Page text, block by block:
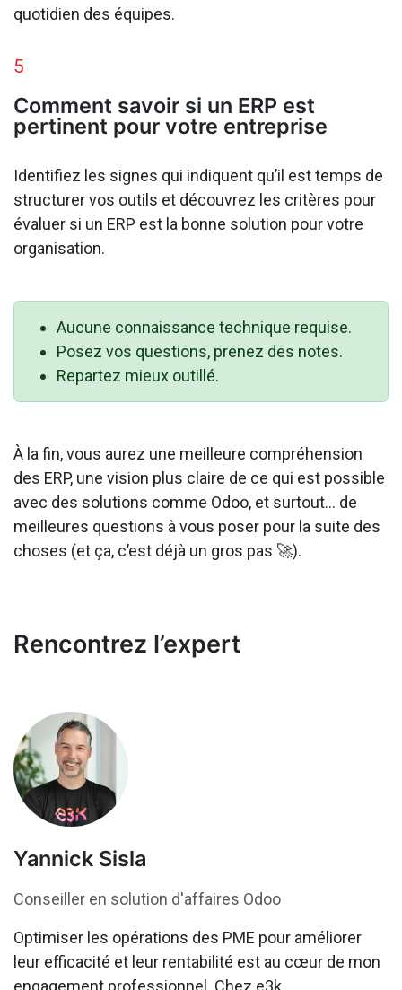
quotidien des équipes.
5
Comment savoir si un ERP est
pertinent pour votre entreprise
Identifiez les signes qui indiquent qu’il est temps de
structurer vos outils et découvrez les critères pour
évaluer si un ERP est la bonne solution pour votre
organisation.
Aucune connaissance technique requise.
Posez vos questions, prenez des notes.
Repartez mieux outillé.
À la fin, vous aurez une meilleure compréhension
des ERP, une vision plus claire de ce qui est possible
avec des solutions comme Odoo, et surtout… de
meilleures questions à vous poser pour la suite des
choses (et ça, c’est déjà un gros pas 🚀).
Rencontrez l’expert
Yannick Sisla
Conseiller en solution d'affaires Odoo
Optimiser les opérations des PME pour améliorer
leur efficacité et leur rentabilité est au cœur de mon
engagement professionnel. Chez e3k,